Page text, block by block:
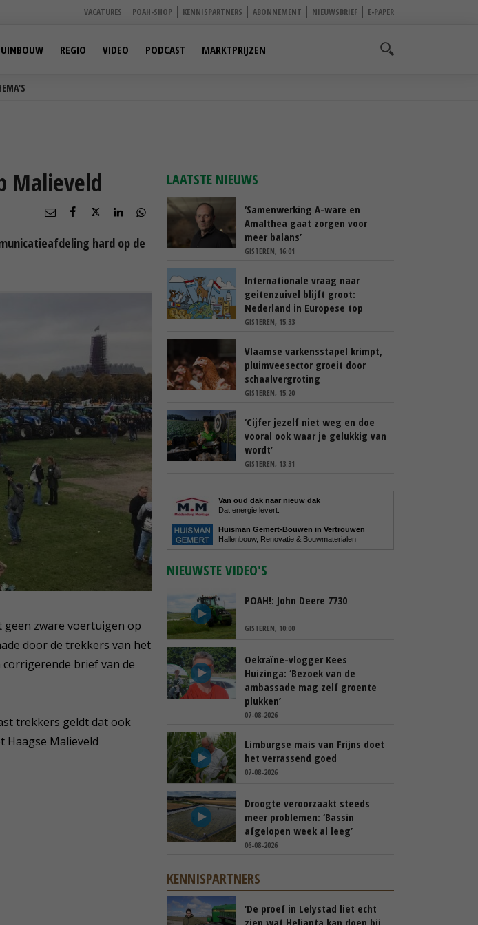
VACATURES POAH-SHOP KENNISPARTNERS ABONNEMENT NIEUWSBRIEF E-PAPER
REGIO VIDEO PODCAST MARKTPRIJZEN
Malieveld
hard op de
geen zware voertuigen op
door de trekkers van het
brief van de
trekkers geldt dat ook
Haagse Malieveld
LAATSTE NIEUWS
‘Samenwerking A-ware en
Amalthea gaat zorgen voor
meer balans’
GISTEREN, 16:01
Internationale vraag naar
geitenzuivel blijft groot:
Nederland in Europese top
GISTEREN, 15:33
Vlaamse varkensstapel krimpt,
pluimveesector groeit door
schaalvergroting
GISTEREN, 15:20
‘Cijfer jezelf niet weg en doe
vooral ook waar je gelukkig van
wordt’
GISTEREN, 13:31
Van oud dak naar nieuw dak
Dat energie levert.
Huisman Gemert-Bouwen in Vertrouwen
Hallenbouw, Renovatie & Bouwmaterialen
NIEUWSTE VIDEO'S
POAH!: John Deere 7730
GISTEREN, 10:00
Oekraïne-vlogger Kees
Huizinga: ‘Bezoek van de
ambassade mag zelf groente
plukken’
07-08-2026
Limburgse mais van Frijns doet
het verrassend goed
07-08-2026
Droogte veroorzaakt steeds
meer problemen: ‘Bassin
afgelopen week al leeg’
06-08-2026
KENNISPARTNERS
‘De proef in Lelystad liet echt
zien wat Helianta kan doen bij